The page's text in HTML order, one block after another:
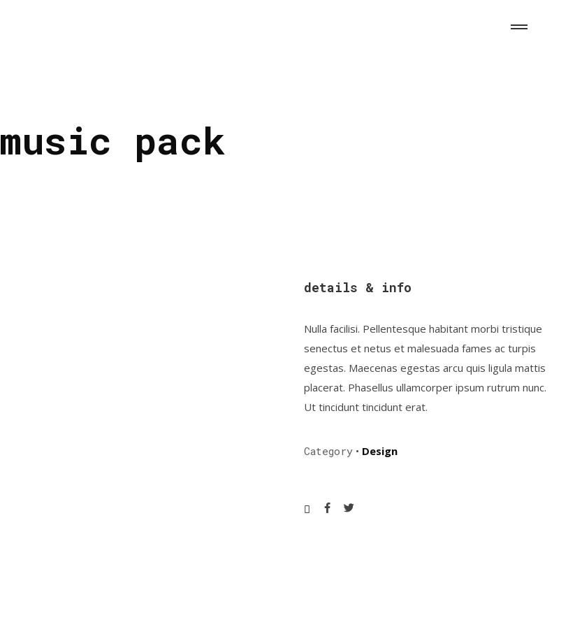
music pack
details & info
Nulla facilisi. Pellentesque habitant morbi tristique
senectus et netus et malesuada fames ac turpis
egestas. Maecenas egestas arcu quis ligula mattis
placerat. Phasellus ullamcorper ipsum rutrum nunc.
Ut tincidunt tincidunt erat.
Category • Design